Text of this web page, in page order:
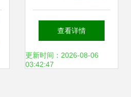
软件开发的计算机
网络技术专业实践
查看详情
更新时间：2026-08-06
03:42:47